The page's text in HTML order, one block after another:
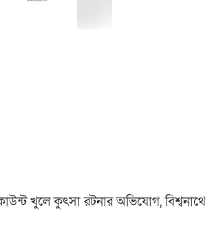
খুলে কুৎসা রটনার অভিযোগ, বিশ্বনাথে